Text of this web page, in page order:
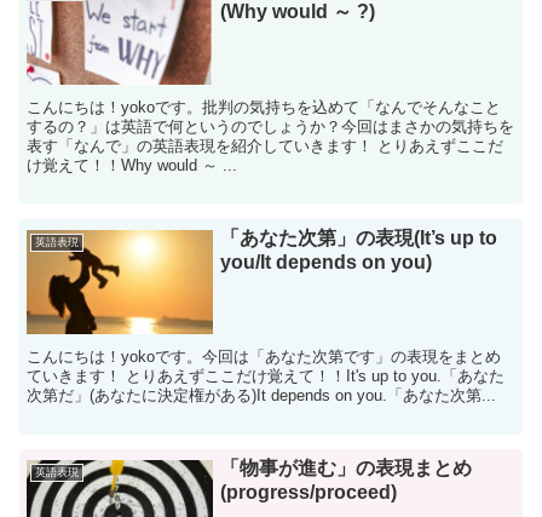
(Why would ～ ?)
こんにちは！yokoです。批判の気持ちを込めて「なんでそんなこと
するの？」は英語で何というのでしょうか？今回はまさかの気持ちを
表す「なんで」の英語表現を紹介していきます！ とりあえずここだ
け覚えて！！Why would ～ ...
英語表現
「あなた次第」の表現(It’s up to
you/It depends on you)
こんにちは！yokoです。今回は「あなた次第です」の表現をまとめ
ていきます！ とりあえずここだけ覚えて！！It's up to you.「あなた
次第だ」(あなたに決定権がある)It depends on you.「あなた次第...
英語表現
「物事が進む」の表現まとめ
(progress/proceed)